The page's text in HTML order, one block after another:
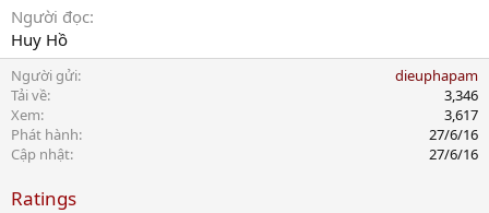
Người đọc
Huy Hồ
Người gửi
dieuphapam
Tải về
3,346
Xem
3,617
Phát hành
27/6/16
Cập nhật
27/6/16
Ratings